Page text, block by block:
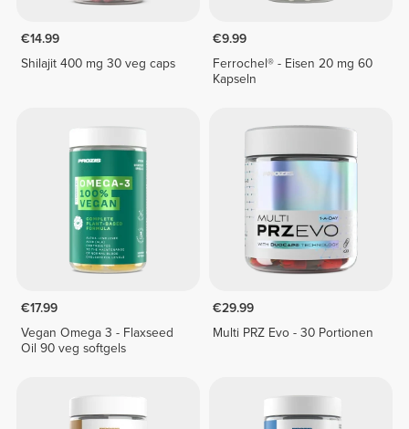
€14.99
Shilajit 400 mg 30 veg caps
€9.99
Ferrochel® - Eisen 20 mg 60
Kapseln
€17.99
Vegan Omega 3 - Flaxseed
Oil 90 veg softgels
€29.99
Multi PRZ Evo - 30 Portionen